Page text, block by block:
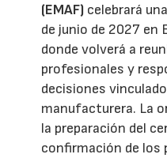
(EMAF) celebrará
de junio de 2027 en
donde volverá a
profesionales y
decisiones
manufacturera. La
la preparación del
confirmación de los